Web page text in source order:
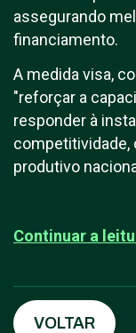
assegurando
financiamento.
A medida visa,
"reforçar a
responder à
competitividade,
produtivo
Continuar a
VOLTAR